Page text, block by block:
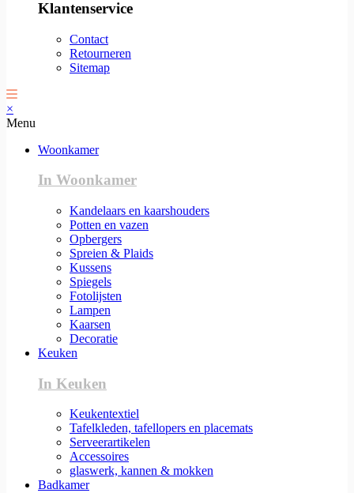
Klantenservice
Contact
Retourneren
Sitemap
×
Menu
Woonkamer
In Woonkamer
Kandelaars en kaarshouders
Potten en vazen
Opbergers
Spreien & Plaids
Kussens
Spiegels
Fotolijsten
Lampen
Kaarsen
Decoratie
Keuken
In Keuken
Keukentextiel
Tafelkleden, tafellopers en placemats
Serveerartikelen
Accessoires
glaswerk, kannen & mokken
Badkamer